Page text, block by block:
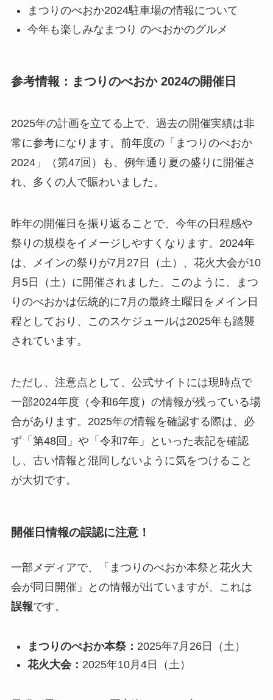
まつりのべおか2024駐車場の情報について
今年も楽しみなまつり のべおかのグルメ
参考情報：まつりのべおか 2024の開催日
2025年の計画を立てる上で、過去の開催実績は非
常に参考になります。前年度の「まつりのべおか
2024」（第47回）も、例年通り夏の盛りに開催さ
れ、多くの人で賑わいました。
昨年の開催日を振り返ることで、今年の日程感や
祭りの規模をイメージしやすくなります。2024年
は、メインの祭りが7月27日（土）、花火大会が10
月5日（土）に開催されました。このように、まつ
りのべおかは伝統的に7月の最終土曜日をメイン日
程としており、このスケジュールは2025年も踏襲
されています。
ただし、注意点として、公式サイトには現時点で
一部2024年度（令和6年度）の情報が残っている場
合があります。2025年の情報を確認する際は、必
ず「第48回」や「令和7年」といった表記を確認
し、古い情報と混同しないように気をつけること
が大切です。
開催日情報の誤認に注意！
一部メディアで、「まつりのべおか本祭と花火大
会が同日開催」との情報が出ていますが、これは
誤報です。
まつりのべおか本祭： 2025年7月26日（土）
花火大会： 2025年10月4日（土）